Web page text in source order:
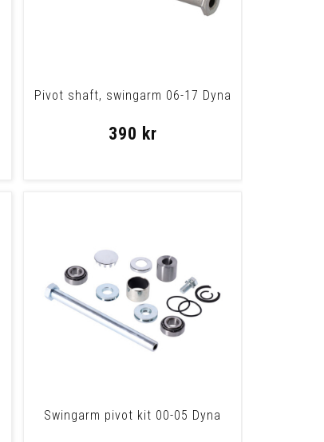
Pivot shaft, swingarm 06-17 Dyna
390 kr
Swingarm pivot kit 00-05 Dyna